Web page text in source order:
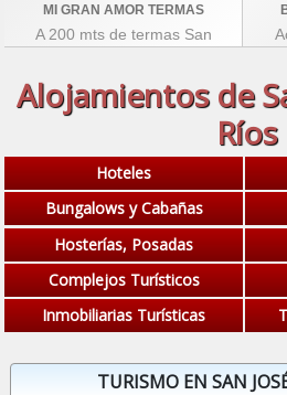
MI GRAN AMOR TERMAS
A 200 mts de termas San
Alojamientos de
Ríos
Hoteles
Bungalows y Cabañas
Hosterías, Posadas
Complejos Turísticos
Inmobiliarias Turísticas
TURISMO EN SAN